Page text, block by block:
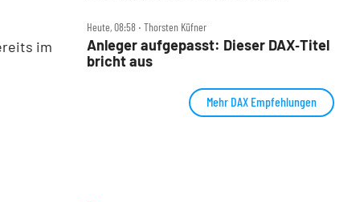
im
Heute, 08:58 ‧ Thorsten Küfner
Anleger aufgepasst: Dieser DAX‑Titel
bricht aus
Mehr DAX Empfehlungen